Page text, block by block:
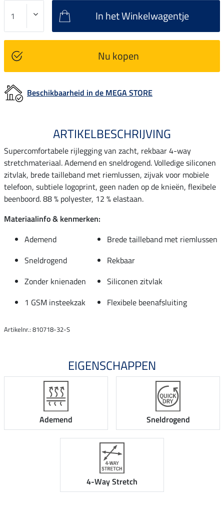
In het Winkelwagentje
Nu kopen
Beschikbaarheid in de MEGA STORE
ARTIKELBESCHRIJVING
Supercomfortabele rijlegging van zacht, rekbaar 4-way
stretchmateriaal. Ademend en sneldrogend. Volledige siliconen
zitvlak, brede tailleband met riemlussen, zijvak voor mobiele
telefoon, subtiele logoprint, geen naden op de knieën, flexibele
beenboord. 88 % polyester, 12 % elastaan.
Materiaalinfo & kenmerken:
Ademend
Brede tailleband met riemlussen
Sneldrogend
Rekbaar
Zonder knienaden
Siliconen zitvlak
1 GSM insteekzak
Flexibele beenafsluiting
Artikelnr.: 810718-32-S
EIGENSCHAPPEN
Ademend Sneldrogend
4-Way Stretch